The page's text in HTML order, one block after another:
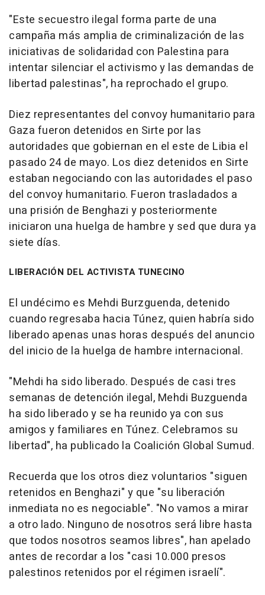
"Este secuestro ilegal forma parte de una
campaña más amplia de criminalización de las
iniciativas de solidaridad con Palestina para
intentar silenciar el activismo y las demandas de
libertad palestinas", ha reprochado el grupo.
Diez representantes del convoy humanitario para
Gaza fueron detenidos en Sirte por las
autoridades que gobiernan en el este de Libia el
pasado 24 de mayo. Los diez detenidos en Sirte
estaban negociando con las autoridades el paso
del convoy humanitario. Fueron trasladados a
una prisión de Benghazi y posteriormente
iniciaron una huelga de hambre y sed que dura ya
siete días.
LIBERACIÓN DEL ACTIVISTA TUNECINO
El undécimo es Mehdi Burzguenda, detenido
cuando regresaba hacia Túnez, quien habría sido
liberado apenas unas horas después del anuncio
del inicio de la huelga de hambre internacional.
"Mehdi ha sido liberado. Después de casi tres
semanas de detención ilegal, Mehdi Buzguenda
ha sido liberado y se ha reunido ya con sus
amigos y familiares en Túnez. Celebramos su
libertad", ha publicado la Coalición Global Sumud.
Recuerda que los otros diez voluntarios "siguen
retenidos en Benghazi" y que "su liberación
inmediata no es negociable". "No vamos a mirar
a otro lado. Ninguno de nosotros será libre hasta
que todos nosotros seamos libres", han apelado
antes de recordar a los "casi 10.000 presos
palestinos retenidos por el régimen israelí".